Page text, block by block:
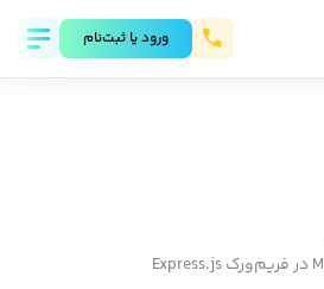
ورود يا ثبت‌نام